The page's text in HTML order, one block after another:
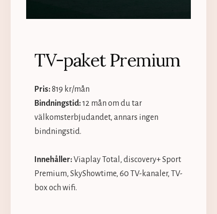
TV-paket Premium
Pris:819 kr/mån
Bindningstid:12 mån om du tar
välkomsterbjudandet, annars ingen
bindningstid.
Innehåller:Viaplay Total, discovery+ Sport
Premium, SkyShowtime, 60 TV-kanaler, TV-
box och wifi.